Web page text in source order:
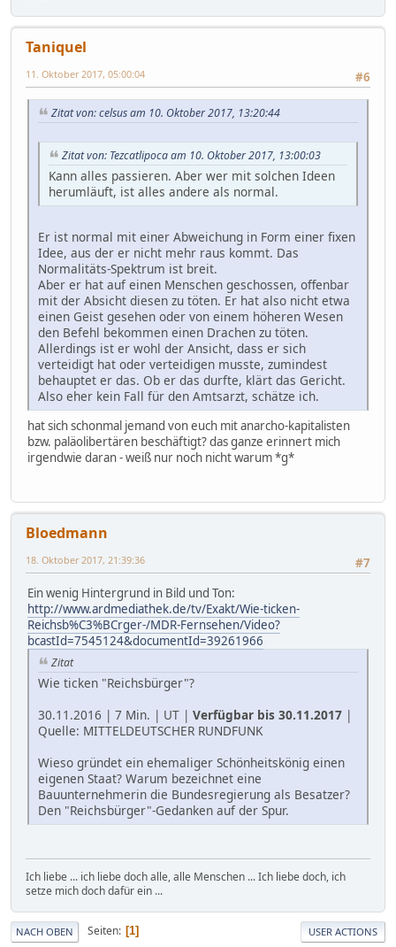
Taniquel
#6
11. Oktober 2017, 05:00:04
Zitat von: celsus am 10. Oktober 2017, 13:20:44
Zitat von: Tezcatlipoca am 10. Oktober 2017, 13:00:03
Kann alles passieren. Aber wer mit solchen Ideen
herumläuft, ist alles andere als normal.
Er ist normal mit einer Abweichung in Form einer fixen
Idee, aus der er nicht mehr raus kommt. Das
Normalitäts-Spektrum ist breit.
Aber er hat auf einen Menschen geschossen, offenbar
mit der Absicht diesen zu töten. Er hat also nicht etwa
einen Geist gesehen oder von einem höheren Wesen
den Befehl bekommen einen Drachen zu töten.
Allerdings ist er wohl der Ansicht, dass er sich
verteidigt hat oder verteidigen musste, zumindest
behauptet er das. Ob er das durfte, klärt das Gericht.
Also eher kein Fall für den Amtsarzt, schätze ich.
hat sich schonmal jemand von euch mit anarcho-kapitalisten
bzw. paläolibertären beschäftigt? das ganze erinnert mich
irgendwie daran - weiß nur noch nicht warum *g*
Bloedmann
#7
18. Oktober 2017, 21:39:36
Ein wenig Hintergrund in Bild und Ton:
http://www.ardmediathek.de/tv/Exakt/Wie-ticken-
Reichsb%C3%BCrger-/MDR-Fernsehen/Video?
bcastId=7545124&documentId=39261966
Zitat
Wie ticken "Reichsbürger"?
30.11.2016 | 7 Min. | UT | Verfügbar bis 30.11.2017 |
Quelle: MITTELDEUTSCHER RUNDFUNK
Wieso gründet ein ehemaliger Schönheitskönig einen
eigenen Staat? Warum bezeichnet eine
Bauunternehmerin die Bundesregierung als Besatzer?
Den "Reichsbürger"-Gedanken auf der Spur.
Ich liebe ... ich liebe doch alle, alle Menschen ... Ich liebe doch, ich
setze mich doch dafür ein ...
NACH OBEN Seiten 1 USER ACTIONS